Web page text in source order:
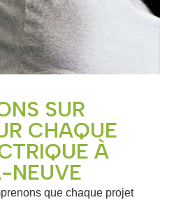
SUR
CHAQUE
À
NEUVE
que chaque projet